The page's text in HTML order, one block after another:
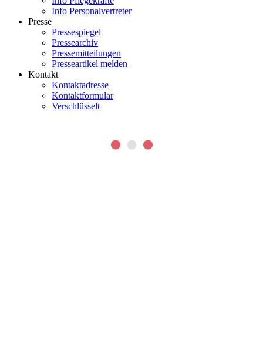
Info Personalvertreter
Presse
Pressespiegel
Pressearchiv
Pressemitteilungen
Presseartikel melden
Kontakt
Kontaktadresse
Kontaktformular
Verschlüsselt